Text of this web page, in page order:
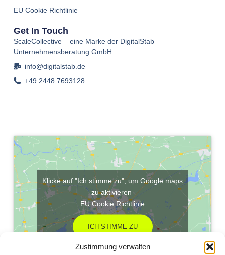
Zustimmung verwalten
EU Cookie Richtlinie
Get In Touch
ScaleCollective – eine Marke der DigitalStab
Unternehmensberatung GmbH
info@digitalstab.de
+49 2448 7693128
Klicke auf "Ich stimme zu", um Google maps
zu aktivieren
EU Cookie Richtlinie
ICH STIMME ZU